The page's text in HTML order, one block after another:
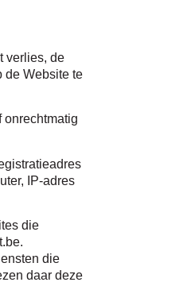
verlies, de
de Website te
onrechtmatig
IP-adres
die
die
daar deze